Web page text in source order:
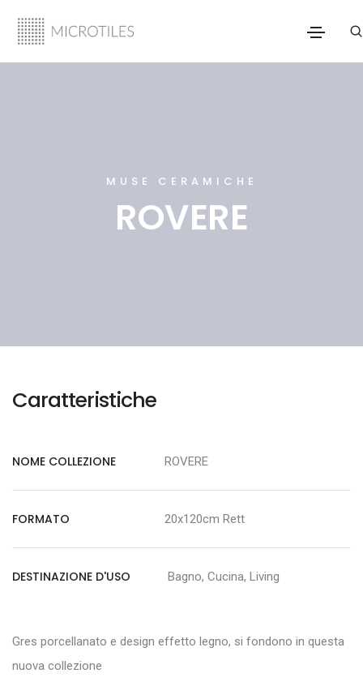
MUSE CERAMICHE
ROVERE
Caratteristiche
NOME COLLEZIONE ROVERE
FORMATO 20x120cm Rett
DESTINAZIONE D'USO Bagno, Cucina, Living
Gres porcellanato e design effetto legno, si fondono in questa
nuova collezione